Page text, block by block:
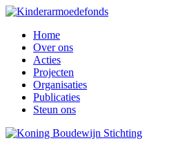
Home
Over ons
Acties
Projecten
Organisaties
Publicaties
Steun ons